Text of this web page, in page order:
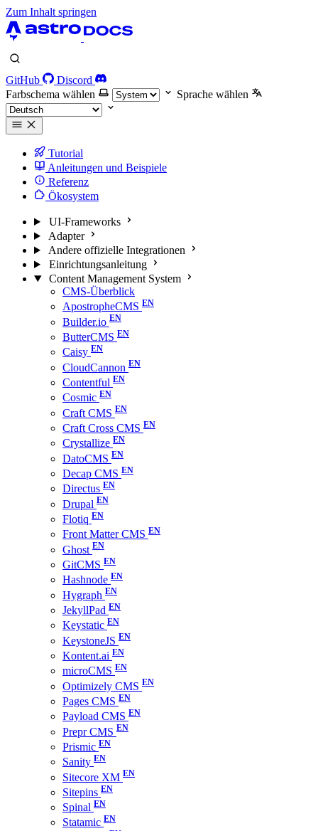
Zum Inhalt springen
GitHub
Discord
Farbschema wählen
Sprache wählen
Tutorial
Anleitungen und Beispiele
Referenz
Ökosystem
UI-Frameworks
Adapter
Andere offizielle Integrationen
Einrichtungsanleitung
Content Management System
CMS-Überblick
ApostropheCMS
Builder.io
ButterCMS
Caisy
CloudCannon
Contentful
Cosmic
Craft CMS
Craft Cross CMS
Crystallize
DatoCMS
Decap CMS
Directus
Drupal
Flotiq
Front Matter CMS
Ghost
GitCMS
Hashnode
Hygraph
JekyllPad
Keystatic
KeystoneJS
Kontent.ai
microCMS
Optimizely CMS
Pages CMS
Payload CMS
Prepr CMS
Prismic
Sanity
Sitecore XM
Sitepins
Spinal
Statamic